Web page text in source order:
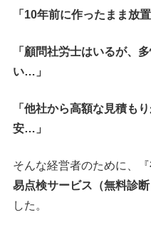
「10年前に作ったまま放
「顧問社労士はいるが、
い…」
「他社から高額な見積も
安…」
そんな経営者のために、『
易点検サービス（無料診断
した。